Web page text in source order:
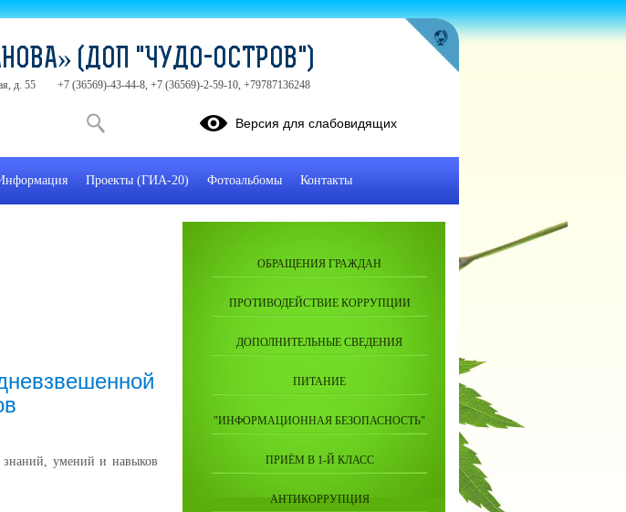
знаний, умений и навыков
ОБРАЩЕНИЯ ГРАЖДАН
ПРОТИВОДЕЙСТВИЕ КОРРУПЦИИ
ДОПОЛНИТЕЛЬНЫЕ СВЕДЕНИЯ
ПИТАНИЕ
"ИНФОРМАЦИОННАЯ БЕЗОПАСНОСТЬ"
ПРИЁМ В 1-Й КЛАСС
АНТИКОРРУПЦИЯ
(ДОП "ЧУДО-ОСТРОВ")
д. 55 +7 (36569)-43-44-8, +7 (36569)-2-59-10, +79787136248
Версия для слабовидящих
Проекты (ГИА-20) Фотоальбомы Контакты